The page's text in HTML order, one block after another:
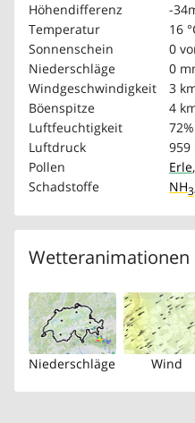
Höhendifferenz
-
Temperatur
16
Sonnenschein
0
Niederschläge
0
Windgeschwindigkeit
3
Böenspitze
4
Luftfeuchtigkeit
72%
Luftdruck
959
Pollen
Erle,
Schadstoffe
NH3
Wetteranimationen
Niederschläge Wind